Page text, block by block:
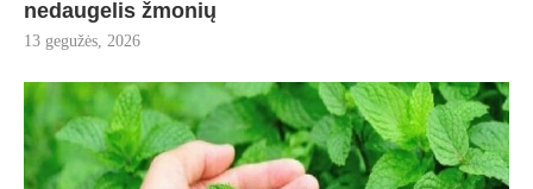
nedaugelis žmonių
13 gegužės, 2026